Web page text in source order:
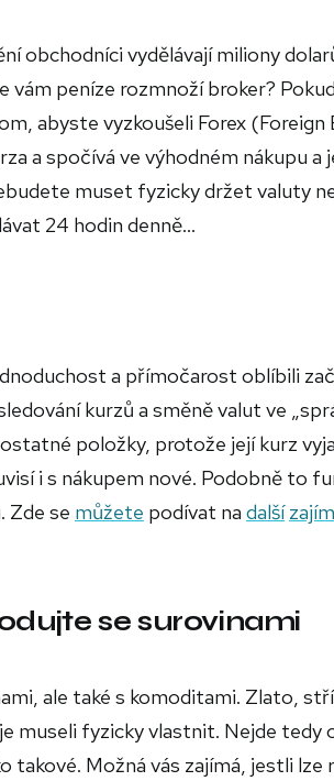
obchodníci vydělávají miliony
peníze rozmnoží broker?
abyste vyzkoušeli Forex (Foreign
a spočívá ve výhodném nákupu a
muset fyzicky držet valuty
24 hodin denně...
a přímočarost oblíbili
kurzů a směně valut ve
položky, protože její kurz
i s nákupem nové. Podobně to
Zde se můžete podívat na další
se surovinami
ale také s komoditami. Zlato,
museli fyzicky vlastnit. Nejde tedy
Možná vás zajímá, jestli lze